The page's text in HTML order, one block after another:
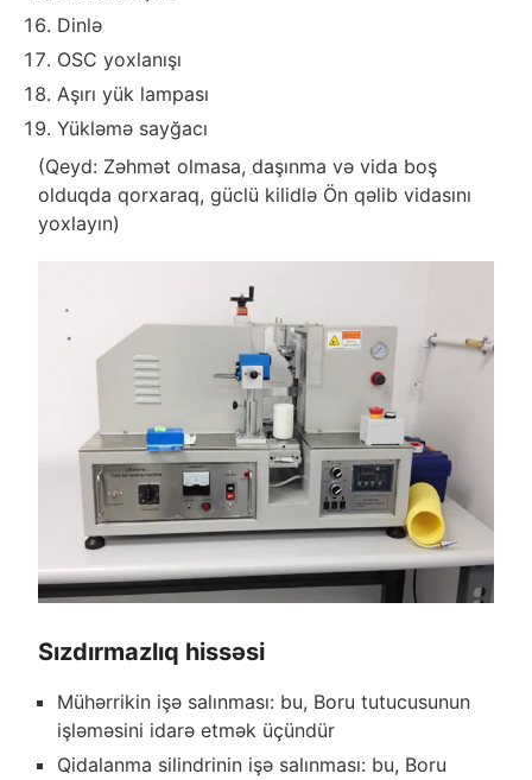
Dinlə
OSC yoxlanışı
Aşırı yük lampası
Yükləmə sayğacı
(Qeyd: Zəhmət olmasa, daşınma və vida boş
olduqda qorxaraq, güclü kilidlə Ön qəlib vidasını
yoxlayın)
Sızdırmazlıq hissəsi
Mühərrikin işə salınması: bu, Boru tutucusunun
işləməsini idarə etmək üçündür
Qidalanma silindrinin işə salınması: bu, Boru